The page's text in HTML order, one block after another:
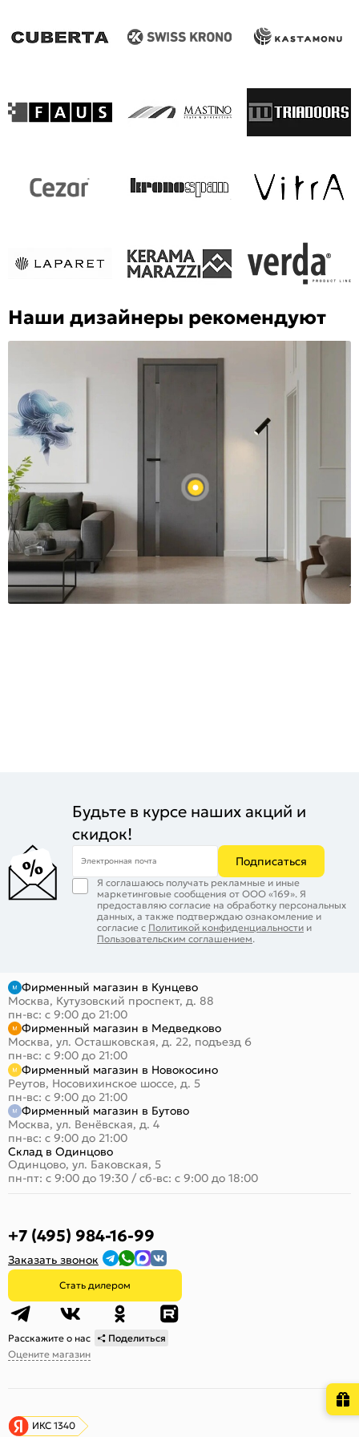
Наши дизайнеры рекомендуют
Будьте в курсе наших акций и
скидок!
Электронная почта Подписаться
Я соглашаюсь получать рекламные и иные
маркетинговые сообщения от ООО «169». Я
предоставляю согласие на обработку персональных
данных, а также подтверждаю ознакомление и
согласие с Политикой конфиденциальности и
Пользовательским соглашением.
Фирменный магазин в Кунцево
Москва, Кутузовский проспект, д. 88
пн-вс: с 9:00 до 21:00
Фирменный магазин в Медведково
Москва, ул. Осташковская, д. 22, подъезд 6
пн-вс: с 9:00 до 21:00
Фирменный магазин в Новокосино
Реутов, Носовихинское шоссе, д. 5
пн-вс: с 9:00 до 21:00
Фирменный магазин в Бутово
Москва, ул. Венёвская, д. 4
пн-вс: с 9:00 до 21:00
Склад в Одинцово
Одинцово, ул. Баковская, 5
пн-пт: с 9:00 до 19:30 / сб-вс: с 9:00 до 18:00
+7 (495) 984-16-99
Заказать звонок
Стать дилером
Расскажите о нас
Поделиться
Оцените магазин
ИКС 1340